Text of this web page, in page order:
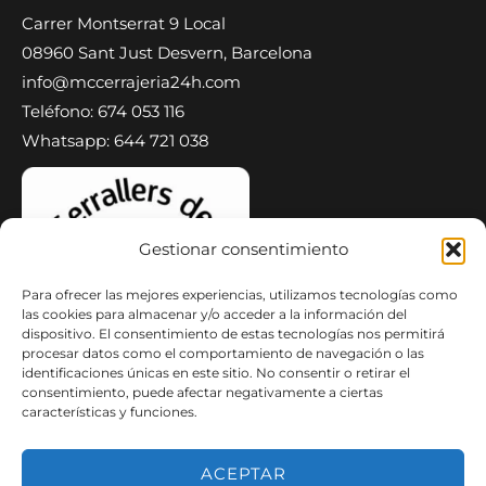
Gestionar consentimiento
Para ofrecer las mejores experiencias, utilizamos tecnologías como
las cookies para almacenar y/o acceder a la información del
dispositivo. El consentimiento de estas tecnologías nos permitirá
procesar datos como el comportamiento de navegación o las
identificaciones únicas en este sitio. No consentir o retirar el
consentimiento, puede afectar negativamente a ciertas
características y funciones.
ACEPTAR
Carrer Montserrat 9 Local
08960 Sant Just Desvern, Barcelona
info@mccerrajeria24h.com
Teléfono: 674 053 116
Whatsapp: 644 721 038
Copyright © 2026 MC Cerrajeria 24H Cerrajeros | Persianas de